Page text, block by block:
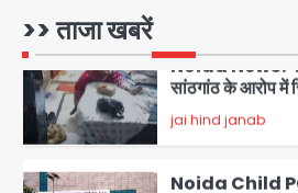
>> ताजा खबरें
2
Noida Child
पीजीआई पार्क में झूले
उतरा करंट, 7 साल
Avinash Kumar